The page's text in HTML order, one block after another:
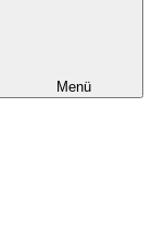
Menü